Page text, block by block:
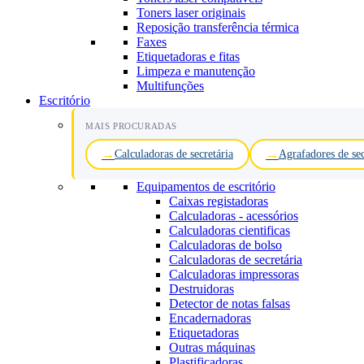
Toners laser originais
Reposição transferência térmica
Faxes
Etiquetadoras e fitas
Limpeza e manutenção
Multifunções
Escritório
MAIS PROCURADAS
Calculadoras de secretária Agrafadores de
Equipamentos de escritório
Caixas registadoras
Calculadoras - acessórios
Calculadoras cientificas
Calculadoras de bolso
Calculadoras de secretária
Calculadoras impressoras
Destruidoras
Detector de notas falsas
Encadernadoras
Etiquetadoras
Outras máquinas